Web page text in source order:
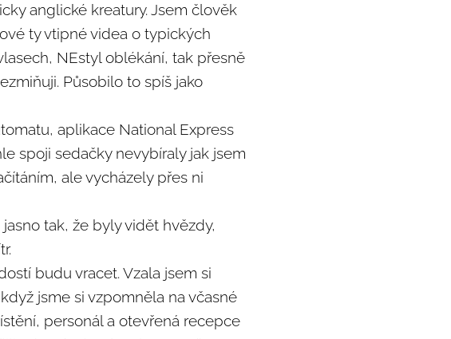
anglické kreatury. Jsem člověk
ty vtipné videa o typických
NEstyl oblékání, tak přesně
Působilo to spíš jako
aplikace National Express
spoji sedačky nevybíraly jak jsem
ale vycházely přes ni
tak, že byly vidět hvězdy,
budu vracet. Vzala jsem si
jsme si vzpomněla na včasné
personál a otevřená recepce